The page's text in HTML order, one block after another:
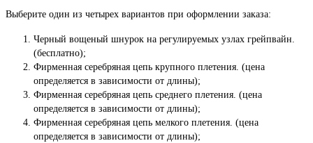
Выберите один из четырех вариантов при оформлении заказа:
Черный вощеный шнурок на регулируемых узлах грейпвайн.
(бесплатно);
Фирменная серебряная цепь крупного плетения. (цена
определяется в зависимости от длины);
Фирменная серебряная цепь среднего плетения. (цена
определяется в зависимости от длины);
Фирменная серебряная цепь мелкого плетения. (цена
определяется в зависимости от длины);